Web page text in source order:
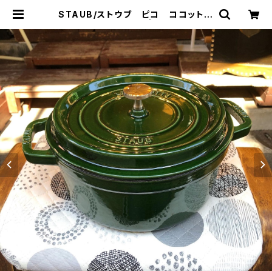
STAUB/ストウブ ピコ ココット
noth- | 新宿区神楽坂のリサイクル
ショップ・古着